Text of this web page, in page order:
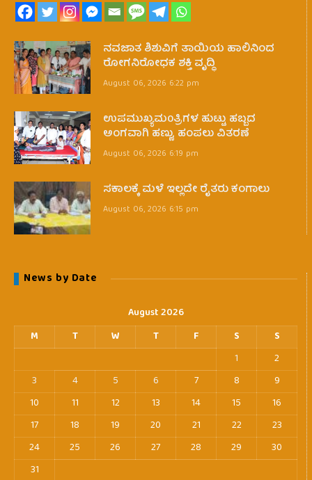
ನವಜಾತ ಶಿಶುವಿಗೆ ತಾಯಿಯ ಹಾಲಿನಿಂದ
ರೋಗನಿರೋಧಕ ಶಕ್ತಿ ವೃದ್ಧಿ
August 06, 2026 6:22 pm
ಉಪಮುಖ್ಯಮ0ತ್ರಿಗಳ ಹುಟ್ಟು ಹಬ್ಬದ
ಅಂಗವಾಗಿ ಹಣ್ಣು, ಹಂಪಲು ವಿತರಣೆ
August 06, 2026 6:19 pm
ಸಕಾಲಕ್ಕೆ ಮಳೆ ಇಲ್ಲದೇ ರೈತರು ಕಂಗಾಲು
August 06, 2026 6:15 pm
News by Date
August 2026
M
T W T F S
S
1
2
3
4 5 6 7 8
9
10
11 12 13 14 15
16
17
18 19 20 21 22
23
24
25 26 27 28 29
30
31